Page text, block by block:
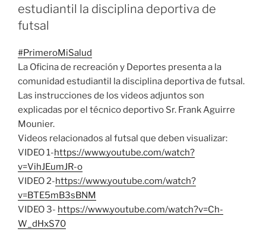
estudiantil la disciplina deportiva de
futsal
#PrimeroMiSalud
La Oficina de recreación y Deportes presenta a la
comunidad estudiantil la disciplina deportiva de futsal.
Las instrucciones de los videos adjuntos son
explicadas por el técnico deportivo Sr. Frank Aguirre
Mounier.
Videos relacionados al futsal que deben visualizar:
VIDEO 1-https://www.youtube.com/watch?
v=VihJEumJR-o
VIDEO 2-https://www.youtube.com/watch?
v=BTE5mB3sBNM
VIDEO 3- https://www.youtube.com/watch?v=Ch-
W_dHxS70